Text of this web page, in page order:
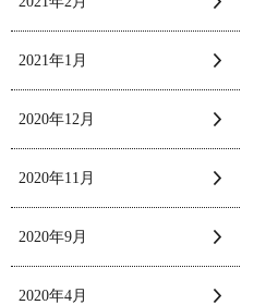
2021年1月
2020年12月
2020年11月
2020年9月
2020年4月